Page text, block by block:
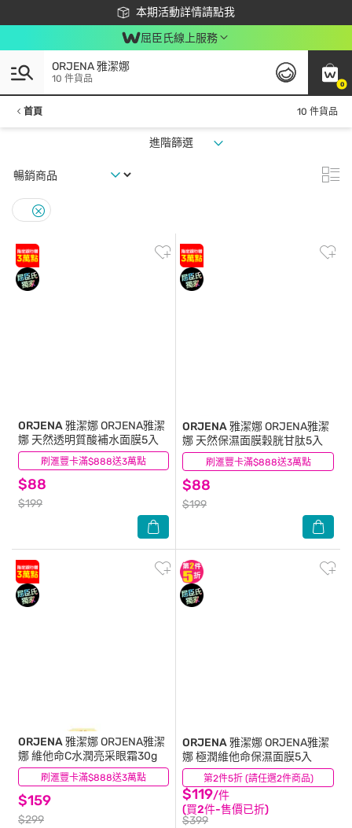
本期活動詳情請點我
下載app最高回饋$350
屈臣氏線上服務
0
ORJENA 雅潔娜
10 件貨品
首頁 10 件貨品
進階篩選
刷滙豐卡滿$888送3萬點
ORJENA 雅潔娜ORJENA雅潔
娜 天然透明質酸補水面膜5入
$88
$199
(2) 刷滙豐卡滿$888送3萬點
ORJENA 雅潔娜ORJENA雅潔
娜 天然保濕面膜穀胱甘肽5入
$88
$199
(4)
刷滙豐卡滿$888送3萬點
ORJENA 雅潔娜ORJENA雅潔
娜 維他命C水潤亮采眼霜30g
$159
$299
(1) 第2件5折 (請任選2件商品)
ORJENA 雅潔娜ORJENA雅潔
娜 極潤維他命保濕面膜5入
$119/件
(買2件-售價已折)
$399
(1)